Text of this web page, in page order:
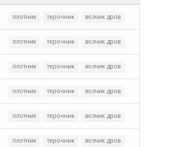
плотник терочник возчик дров
плотник терочник возчик дров
плотник терочник возчик дров
плотник терочник возчик дров
плотник терочник возчик дров
плотник терочник возчик дров